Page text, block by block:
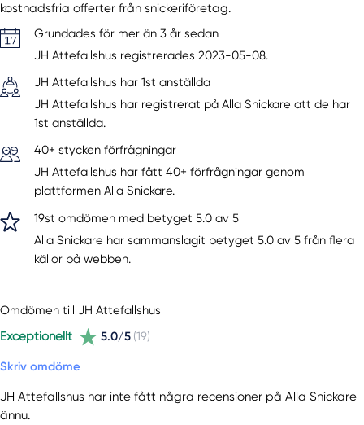
kostnadsfria offerter från snickeriföretag.
Grundades för mer än 3 år sedan
JH Attefallshus registrerades 2023-05-08.
JH Attefallshus har 1st anställda
JH Attefallshus har registrerat på Alla Snickare att de har
1st anställda.
40+ stycken förfrågningar
JH Attefallshus har fått 40+ förfrågningar genom
plattformen Alla Snickare.
19st omdömen med betyget 5.0 av 5
Alla Snickare har sammanslagit betyget 5.0 av 5 från flera
källor på webben.
Omdömen till JH Attefallshus
Exceptionellt
5.0/5 (19)
Skriv omdöme
JH Attefallshus har inte fått några recensioner på Alla Snickare
ännu.